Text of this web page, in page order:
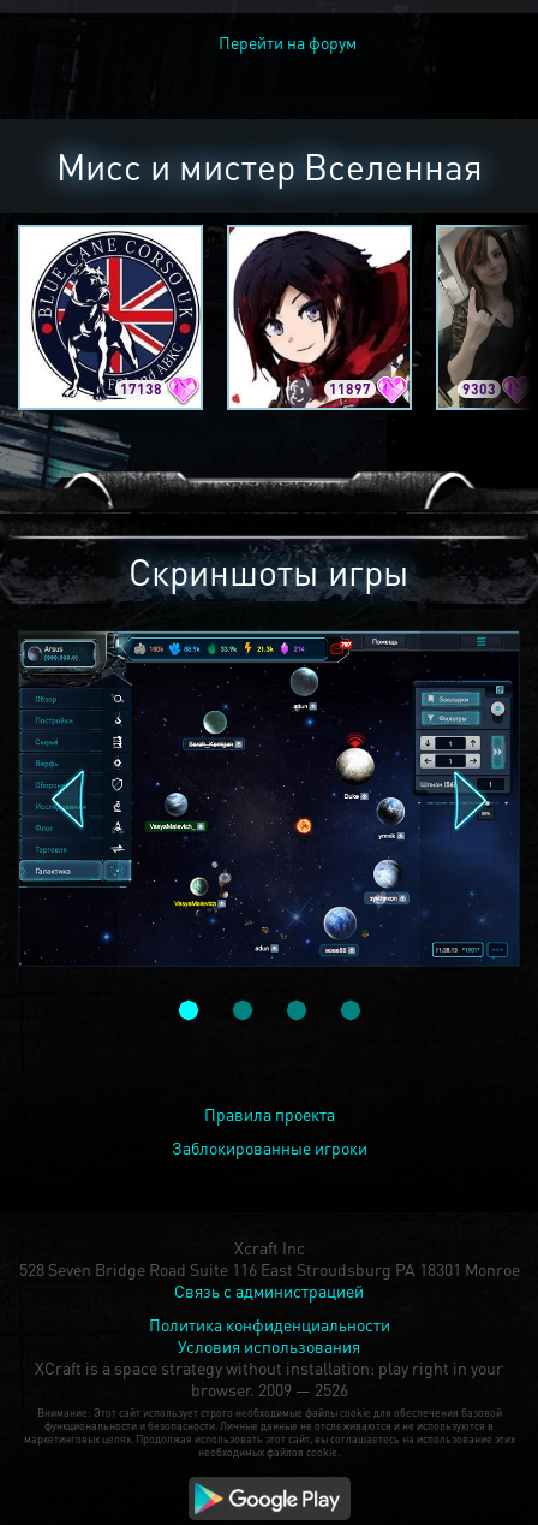
Перейти на форум
Мисс и мистер Вселенная
17138 11897 9303
Скриншоты игры
Правила проекта
Заблокированные игроки
Xcraft Inc
528 Seven Bridge Road Suite 116 East Stroudsburg PA 18301 Monroe
Связь с администрацией
Политика конфиденциальности
Условия использования
XCraft is a space strategy without installation: play right in your
browser. 2009 — 2526
Внимание: Этот сайт использует строго необходимые файлы cookie для обеспечения базовой
функциональности и безопасности. Личные данные не отслеживаются и не используются в
маркетинговых целях. Продолжая использовать этот сайт, вы соглашаетесь на использование этих
необходимых файлов cookie.